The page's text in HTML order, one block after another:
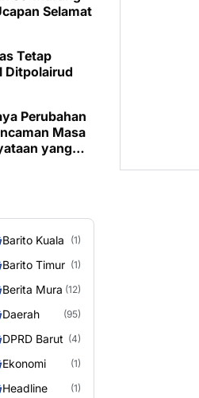
Selamat
Tetap
Ditpolairud
Perubahan
Masa
yang
Barito Kuala (1)
Barito Timur (1)
Berita Mura (12)
Daerah (95)
DPRD Barut (4)
Ekonomi (1)
Headline (1)